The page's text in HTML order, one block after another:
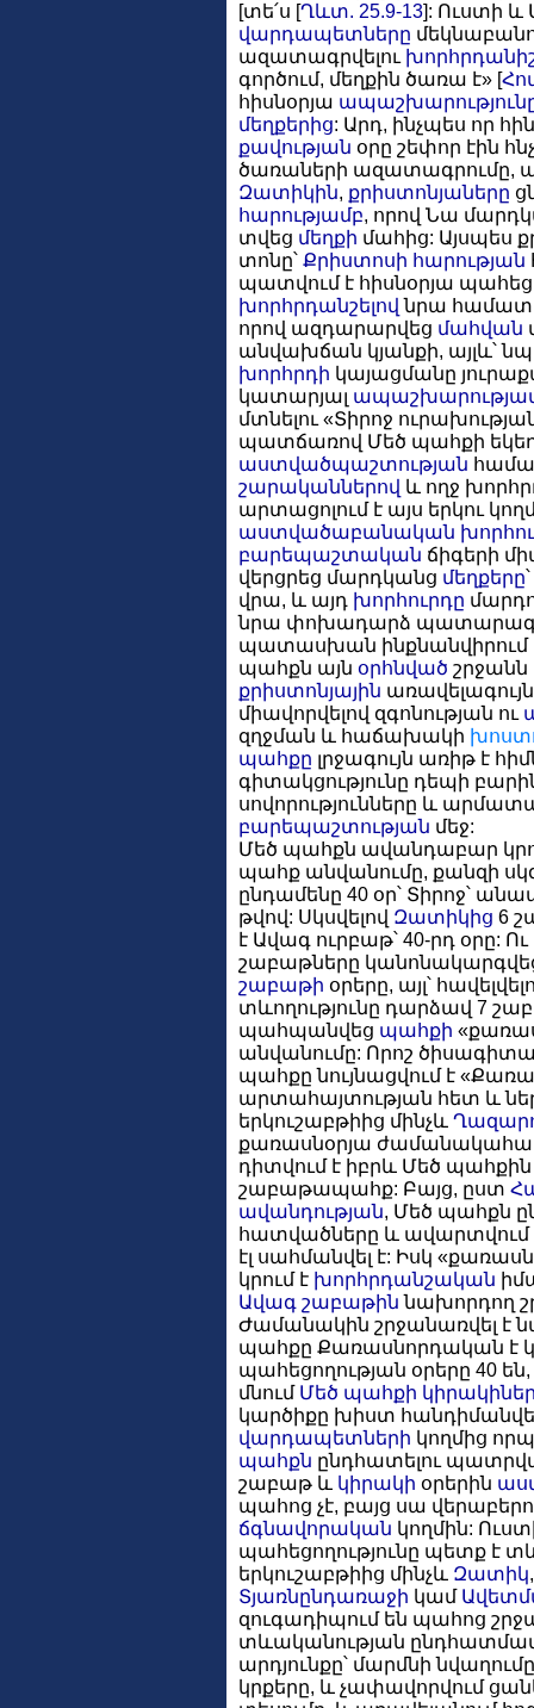
[տե՛ս [Ղևտ. 25.9-13]: Ուստի և
վարդապետները
ազատագրվելու
գործում, մեղքին ծառա է» [
հիսնօրյա
մեղքերից: Արդ, ինչպես որ
քավության օրը շեփոր էին
ծառաների ազատագրումը,
Զատիկին, քրիստոնյաները
հարությամբ, որով Նա
տվեց մեղքի մահից: Այսպես
տոնը՝ Քրիստոսի հարության
պատվում է հիսնօրյա
խորհրդանշելով նրա
որով ազդարարվեց մահվան
անվախճան կյանքի, այլև՝
խորհրդի կայացմանը
կատարյալ
մտնելու «Տիրոջ
պատճառով Մեծ պահքի
աստվածպաշտության
շարականներով և ողջ
արտացոլում է այս երկու
աստվածաբանական
բարեպաշտական ճիգերի
վերցրեց մարդկանց մեղքերը՝
վրա, և այդ խորհուրդը
նրա փոխադարձ
պատասխան ինքնանվիրում
պահքն այն օրհնված շրջանն
քրիստոնյային
միավորվելով զգոնության ու
զղջման և հաճախակի
պահքը լրջագույն առիթ է
գիտակցությունը դեպի
սովորությունները և
բարեպաշտության մեջ:
Մեծ պահքն ավանդաբար
պահք անվանումը, քանզի
ընդամենը 40 օր՝ Տիրոջ՝
թվով: Սկսվելով Զատիկից 6
է Ավագ ուրբաթ՝ 40-րդ օրը:
շաբաթները
շաբաթի օրերը, այլ՝
տևողությունը դարձավ 7
պահպանվեց պահքի
անվանումը: Որոշ
պահքը նույնացվում է
արտահայտության հետ և
երկուշաբթիից մինչև
քառասնօրյա
դիտվում է իբրև Մեծ
շաբաթապահք: Բայց, ըստ
ավանդության, Մեծ պահքն
հատվածները և ավարտվում
էլ սահմանվել է: Իսկ
կրում է խորհրդանշական
Ավագ շաբաթին նախորդող
Ժամանակին շրջանառվել է
պահքը Քառասնորդական է
պահեցողության օրերը 40
մնում Մեծ պահքի
կարծիքը խիստ
վարդապետների կողմից
պահքն ընդհատելու
շաբաթ և կիրակի օրերին
պահոց չէ, բայց սա
ճգնավորական կողմին:
պահեցողությունը պետք է
երկուշաբթիից մինչև Զատիկ
Տյառնընդառաջի կամ
զուգադիպում են պահոց
տևականության
արդյունքը՝ մարմնի
կրքերը, և չափավորվում